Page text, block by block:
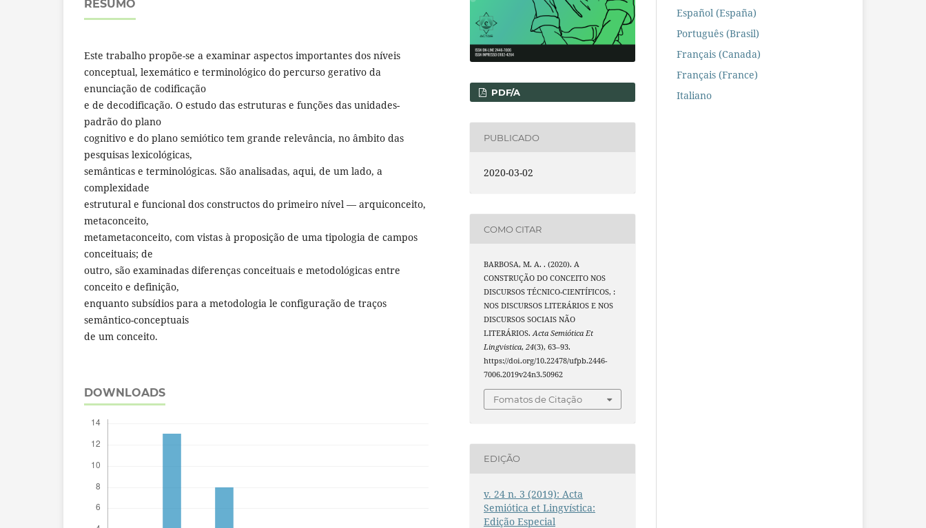
RESUMO
Este trabalho propõe-se a examinar aspectos importantes dos níveis
conceptual, lexemático e terminológico do percurso gerativo da
enunciação de codificação
e de decodificação. O estudo das estruturas e funções das unidades-
padrão do plano
cognitivo e do plano semiótico tem grande relevância, no âmbito das
pesquisas lexicológicas,
semânticas e terminológicas. São analisadas, aqui, de um lado, a
complexidade
estrutural e funcional dos constructos do primeiro nível — arquiconceito,
metaconceito,
metametaconceito, com vistas à proposição de uma tipologia de campos
conceituais; de
outro, são examinadas diferenças conceituais e metodológicas entre
conceito e definição,
enquanto subsídios para a metodologia le configuração de traços
semântico-conceptuais
de um conceito.
DOWNLOADS
PDF/A
PUBLICADO
2020-03-02
COMO CITAR
BARBOSA, M. A. . (2020). A
CONSTRUÇÃO DO CONCEITO NOS
DISCURSOS TÉCNICO-CIENTÍFICOS, :
NOS DISCURSOS LITERÁRIOS E NOS
DISCURSOS SOCIAIS NÃO
LITERÁRIOS.Acta Semiótica Et
Lingvistica,24(3), 63–93.
https://doi.org/10.22478/ufpb.2446-
7006.2019v24n3.50962
Fomatos de Citação
EDIÇÃO
v. 24 n. 3 (2019): Acta
Semiótica et Lingvística:
Edição Especial
Español (España)
Português (Brasil)
Français (Canada)
Français (France)
Italiano